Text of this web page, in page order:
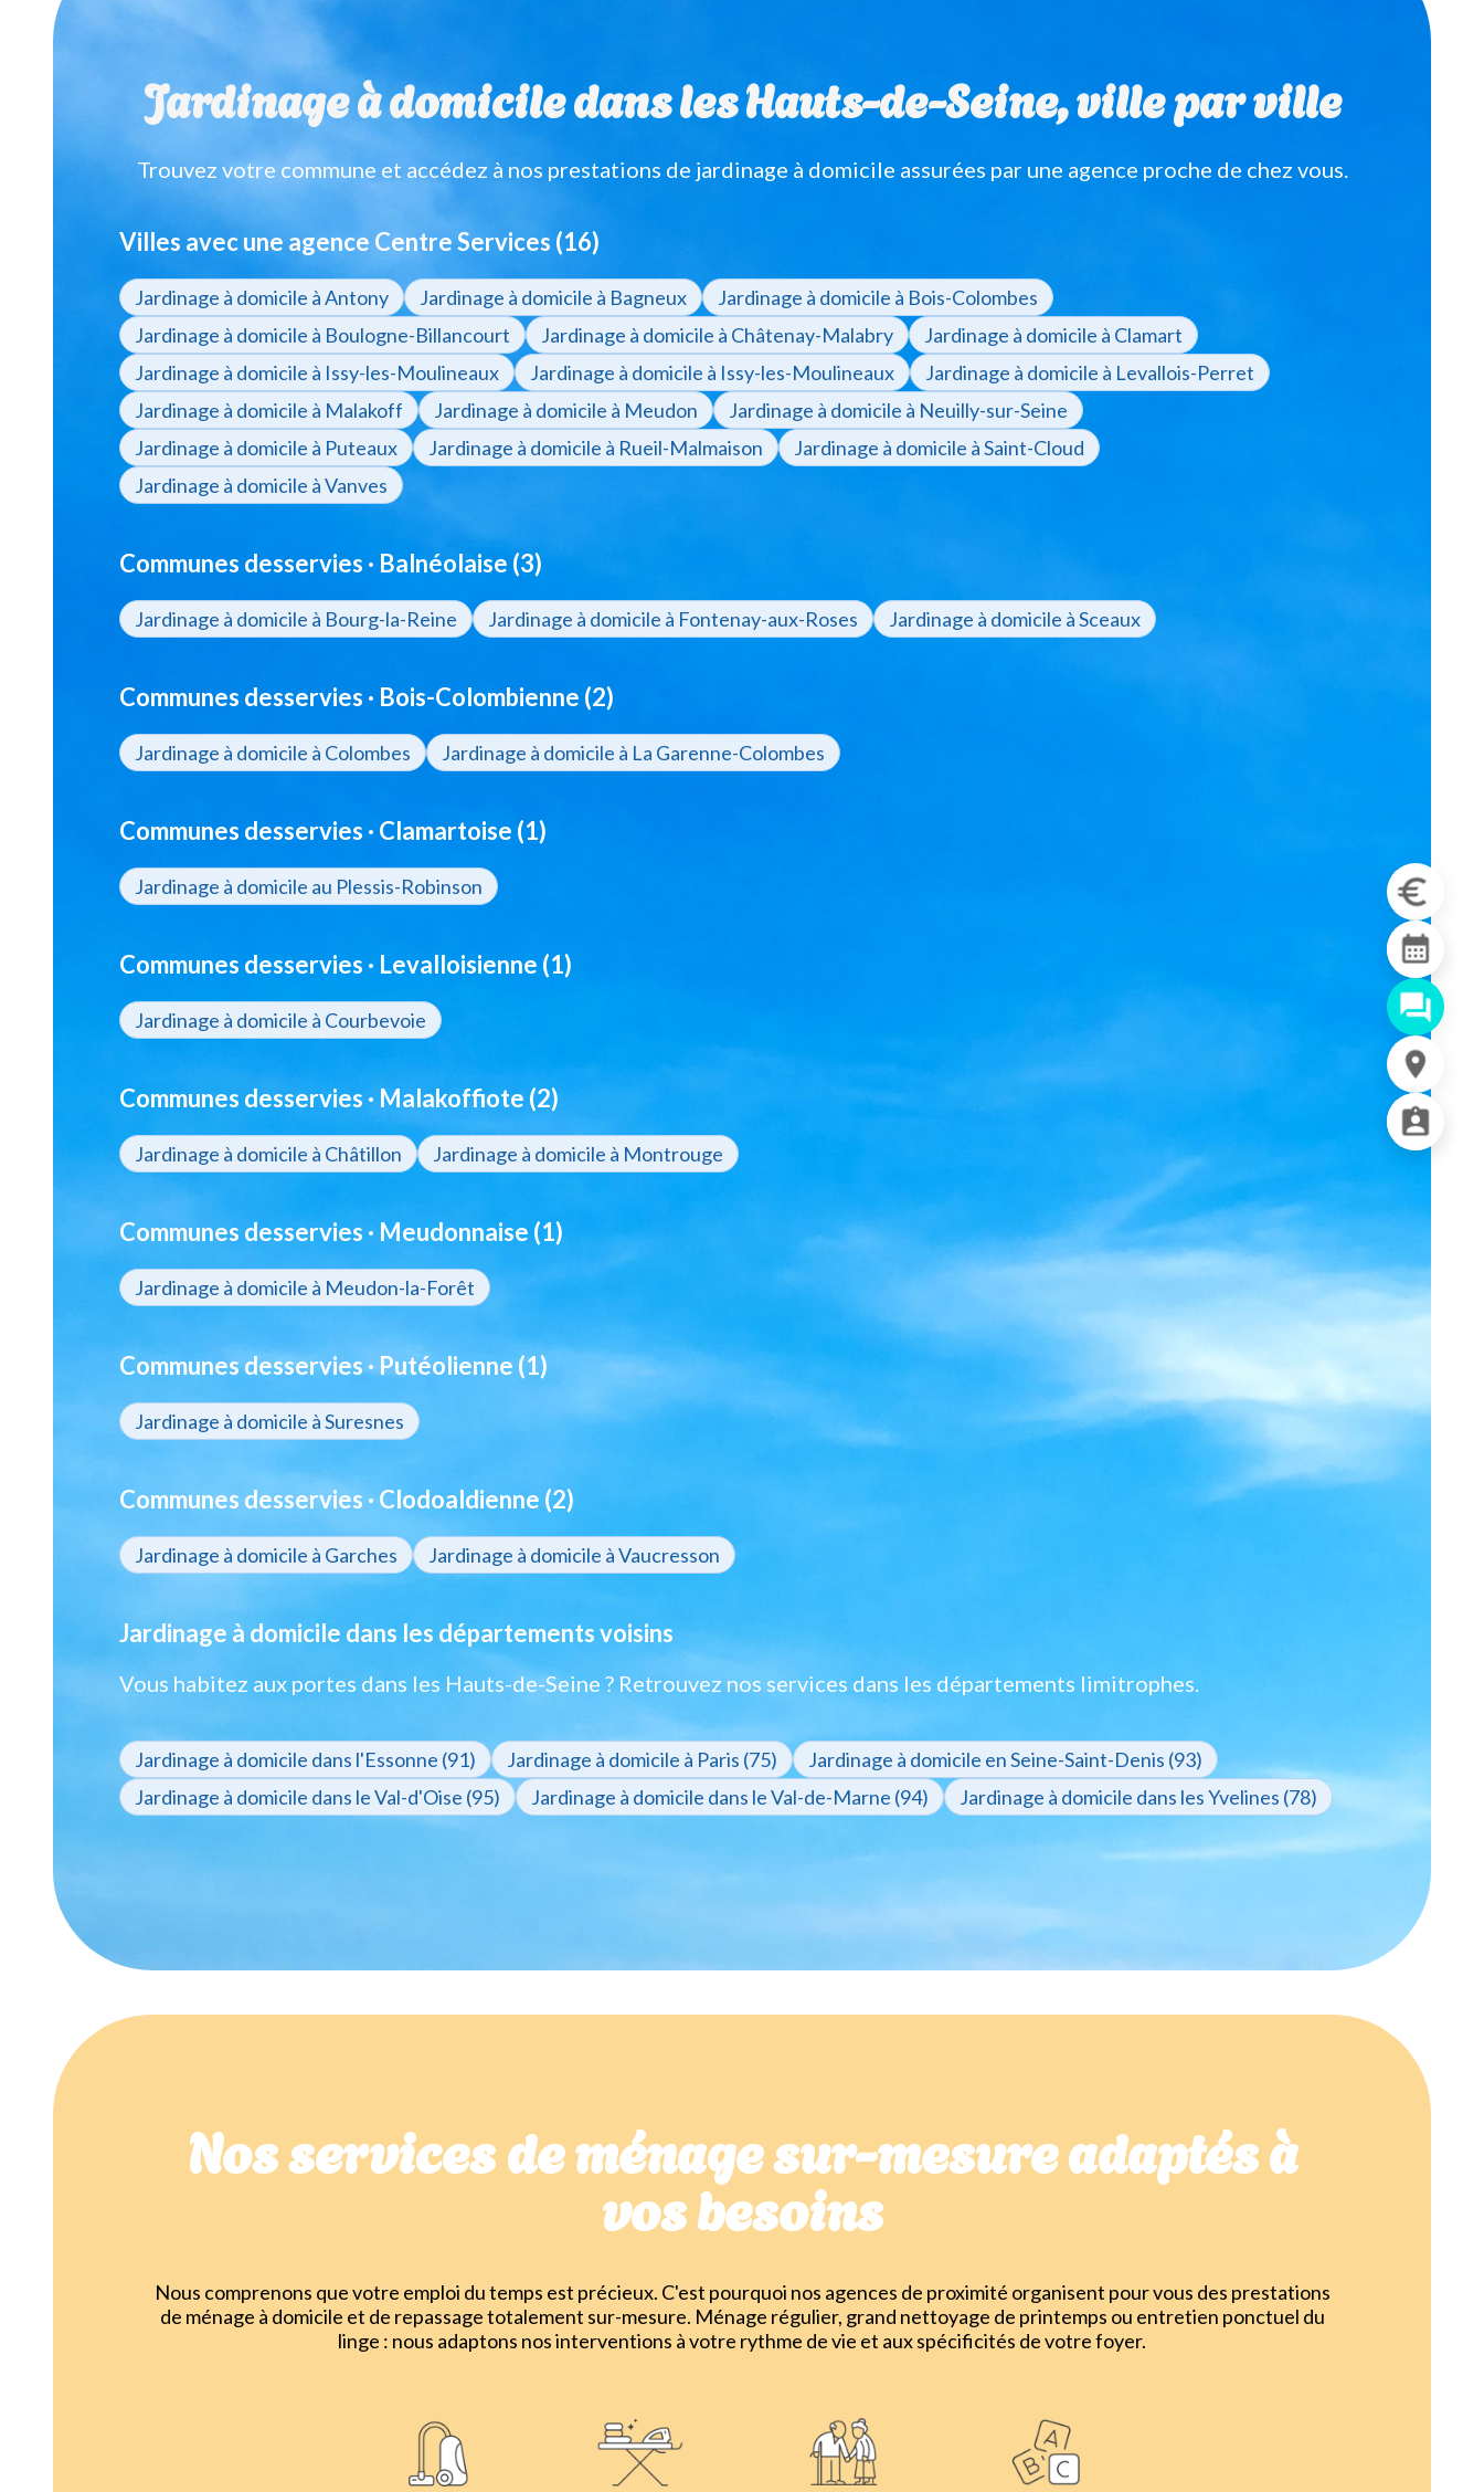
Jardinage à domicile dans les Hauts-de-Seine, ville par ville
Trouvez votre commune et accédez à nos prestations de jardinage à domicile assurées par une agence proche de chez vous.
Villes avec une agence Centre Services (16)
Jardinage à domicile à Antony Jardinage à domicile à Bagneux
Jardinage à domicile à Bois-Colombes
Jardinage à domicile à Boulogne-Billancourt
Jardinage à domicile à Châtenay-Malabry
Jardinage à domicile à Clamart
Jardinage à domicile à Issy-les-Moulineaux
Jardinage à domicile à Issy-les-Moulineaux
Jardinage à domicile à Levallois-Perret
Jardinage à domicile à Malakoff
Jardinage à domicile à Meudon
Jardinage à domicile à Neuilly-sur-Seine
Jardinage à domicile à Puteaux
Jardinage à domicile à Rueil-Malmaison
Jardinage à domicile à Saint-Cloud
Jardinage à domicile à Vanves
Communes desservies · Balnéolaise (3)
Jardinage à domicile à Bourg-la-Reine Jardinage à domicile à Fontenay-aux-Roses Jardinage à domicile à Sceaux
Communes desservies · Bois-Colombienne (2)
Jardinage à domicile à Colombes Jardinage à domicile à La Garenne-Colombes
Communes desservies · Clamartoise (1)
Jardinage à domicile au Plessis-Robinson
Communes desservies · Levalloisienne (1)
Jardinage à domicile à Courbevoie
Communes desservies · Malakoffiote (2)
Jardinage à domicile à Châtillon Jardinage à domicile à Montrouge
Communes desservies · Meudonnaise (1)
Jardinage à domicile à Meudon-la-Forêt
Communes desservies · Putéolienne (1)
Jardinage à domicile à Suresnes
Communes desservies · Clodoaldienne (2)
Jardinage à domicile à Garches Jardinage à domicile à Vaucresson
Jardinage à domicile dans les départements voisins
Vous habitez aux portes dans les Hauts-de-Seine ? Retrouvez nos services dans les départements limitrophes.
Jardinage à domicile dans l'Essonne (91) Jardinage à domicile à Paris (75)
Jardinage à domicile en Seine-Saint-Denis (93)
Jardinage à domicile dans le Val-d'Oise (95)
Jardinage à domicile dans le Val-de-Marne (94) Jardinage à domicile dans les Yvelines (78)
Nos services de ménage sur-mesure adaptés à
vos besoins
Nous comprenons que votre emploi du temps est précieux. C'est pourquoi nos agences de proximité organisent pour vous des prestations
de ménage à domicile et de repassage totalement sur-mesure. Ménage régulier, grand nettoyage de printemps ou entretien ponctuel du
linge : nous adaptons nos interventions à votre rythme de vie et aux spécificités de votre foyer.